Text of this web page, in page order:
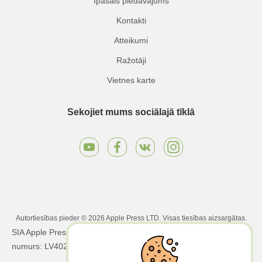
Kontakti
Atteikumi
Ražotāji
Vietnes karte
Sekojiet mums sociālajā tīklā
Autortiesības pieder © 2026 Apple Press LTD. Visas tiesības aizsargātas.
SIA Apple Press Ltd | Reģistrācijas numurs: 40203130458 | PVN
numurs: LV40203130458